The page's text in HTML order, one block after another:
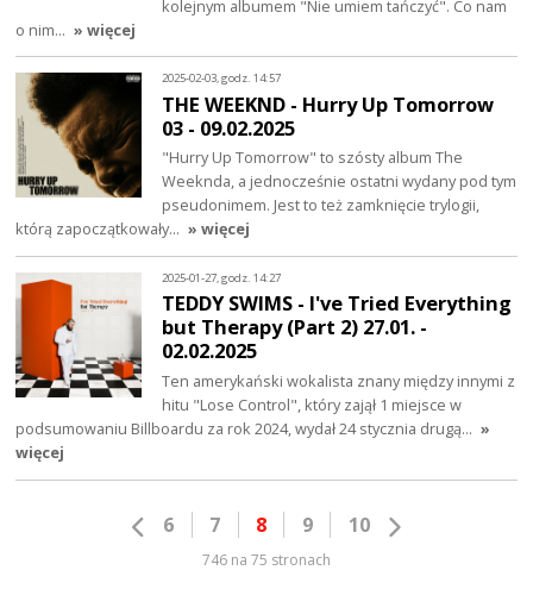
kolejnym albumem "Nie umiem tańczyć". Co nam
o nim… » więcej
2025-02-03, godz. 14:57
THE WEEKND - Hurry Up Tomorrow
03 - 09.02.2025
"Hurry Up Tomorrow" to szósty album The
Weeknda, a jednocześnie ostatni wydany pod tym
pseudonimem. Jest to też zamknięcie trylogii,
którą zapoczątkowały… » więcej
2025-01-27, godz. 14:27
TEDDY SWIMS - I've Tried Everything
but Therapy (Part 2) 27.01. -
02.02.2025
Ten amerykański wokalista znany między innymi z
hitu "Lose Control", który zajął 1 miejsce w
podsumowaniu Billboardu za rok 2024, wydał 24 stycznia drugą… »
więcej
6 7 8 9 10
746 na 75 stronach